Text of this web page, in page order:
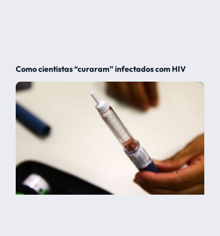
Como cientistas “curaram” infectados com HIV